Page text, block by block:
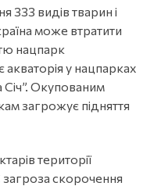
333 видів тварин і
може втратити
нацпарк
у нацпарках
Січ”. Окупованим
загрожує підняття
території
скорочення